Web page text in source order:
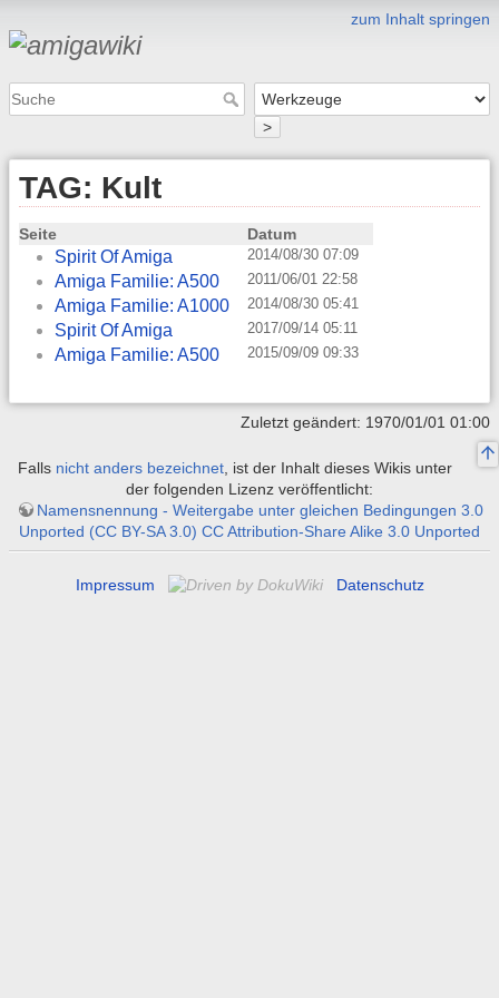
zum Inhalt springen
>
TAG: Kult
Seite Datum
Spirit Of Amiga 2014/08/30 07:09
Amiga Familie: A500 2011/06/01 22:58
Amiga Familie: A1000 2014/08/30 05:41
Spirit Of Amiga 2017/09/14 05:11
Amiga Familie: A500 2015/09/09 09:33
Zuletzt geändert: 1970/01/01 01:00
Falls nicht anders bezeichnet , ist der Inhalt dieses Wikis unter
der folgenden Lizenz veröffentlicht:
Namensnennung - Weitergabe unter gleichen Bedingungen 3.0
Unported (CC BY-SA 3.0) CC Attribution-Share Alike 3.0 Unported
Impressum Datenschutz